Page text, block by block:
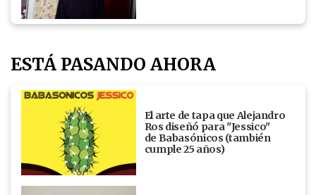
ESTÁ PASANDO AHORA
El arte de tapa que Alejandro
Ros diseñó para "Jessico"
de Babasónicos (también
cumple 25 años)